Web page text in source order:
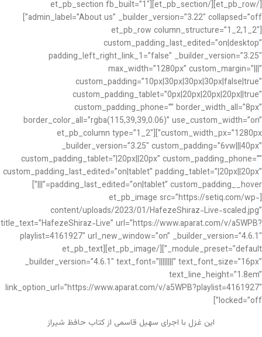
[/et_pb_row][/et_pb_section][et_pb_section fb_built=”1″
admin_label=”About us” _builder_version=”3.22″ collapsed=”off”]
[et_pb_row column_structure=”1_2,1_2″
custom_padding_last_edited=”on|desktop”
padding_left_right_link_1=”false” _builder_version=”3.25″
max_width=”1280px” custom_margin=”|||”
custom_padding=”10px|30px|30px|30px|false|true”
custom_padding_tablet=”0px|20px|20px|20px||true”
custom_padding_phone=”” border_width_all=”8px”
border_color_all=”rgba(115,39,39,0.06)” use_custom_width=”on”
custom_width_px=”1280px”][et_pb_column type=”1_2″
_builder_version=”3.25″ custom_padding=”6vw|||40px”
custom_padding_tablet=”|20px||20px” custom_padding_phone=””
custom_padding_last_edited=”on|tablet” padding_tablet=”|20px||20px”
padding_last_edited=”on|tablet” custom_padding__hover=”|||”]
[et_pb_image src=”https://setiq.com/wp-
content/uploads/2023/01/HafezeShiraz-Live-scaled.jpg”
title_text=”HafezeShiraz-Live” url=”https://www.aparat.com/v/a5WPB?
playlist=4161927″ url_new_window=”on” _builder_version=”4.6.1″
_module_preset=”default”][/et_pb_image][et_pb_text
_builder_version=”4.6.1″ text_font=”||||||||” text_font_size=”16px”
text_line_height=”1.8em”
link_option_url=”https://www.aparat.com/v/a5WPB?playlist=4161927″
locked=”off”]
این غزل با اجرای سهیل قاسمی از کتاب حافظ شیراز